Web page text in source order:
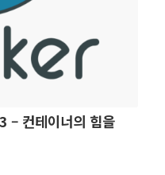
– 컨테이너의 힘을